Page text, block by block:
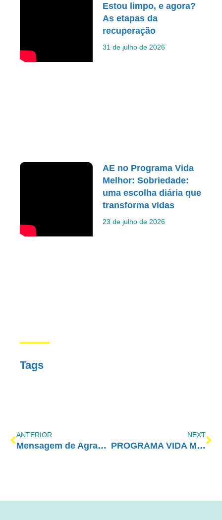
Estou limpo, e agora?
As etapas da
recuperação
31 de julho de 2026
AE no Programa Vida
Melhor: Sobriedade:
uma escolha diária que
transforma vidas
23 de julho de 2026
Tags
ANTERIOR
Mensagem de Agradecimento – Dona Mara
NEXT
PROGRAMA VIDA MELHOR – REDEVIDA – 09/07/2018